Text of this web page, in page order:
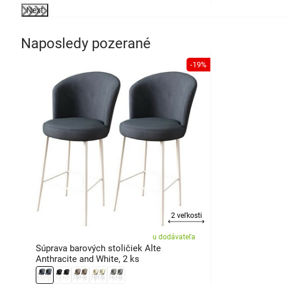
Next
Naposledy pozerané
-19%
2 veľkosti
u dodávateľa
Súprava barových stoličiek Alte
Anthracite and White, 2 ks